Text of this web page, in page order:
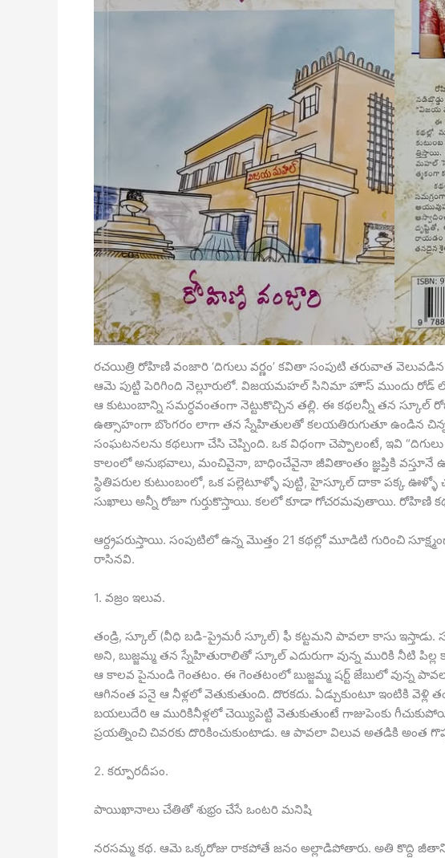
రచయిత్రి రోహిణి వంజారి ‘దిగులు వర్ణం’ కవితా సంపుటి తరువాత
ఆమె పుట్టి పెరిగింది నెల్లూరులో. విజయమహల్ సినిమా హౌస్ ముందు రోడ్ లో
ఆ కుటుంబాన్ని సమర్ధవంతంగా నెట్టుకొచ్చిన తల్లి. ఈ కథలన్నీ తన
ఉత్సాహంగా బొంగరం లాగా తన స్నేహితులతో కలయతిరుగుతూ ఉండిన చిన్న
సంఘటనలను కథలుగా చేసి చెప్పింది. ఒక విధంగా చెప్పాలంటే, ఇవి “దిగులు
కాలంలో అనుభవాలు, మంచివైనా, బాధించేవైనా జీవితాంతం జ్ఞప్తికి వస్తూనే
స్థితిపరుల కుటుంబంలో, ఒక పల్లెటూళ్ళో పుట్టి, హైస్కూల్ దాకా పక్క ఊళ్ళో
సుఖాలు అన్నీ రోజూ గుర్తుకొస్తాయి. కలలో కూడా గోచరమవుతాయి. రోహిణి
ఆర్ద్రపరుస్తాయి. సంపుటిలో ఉన్న మొత్తం 21 కథల్లో మూడిటి గురించి
రాసినవి.
1. వజ్రం ఇలువ.
తండ్రి, స్కూల్ (వీధి బడి-ప్రైమరీ స్కూల్) ఫీ కట్టమని పావలా కాసు
అని, బుజ్జమ్మ తన స్నేహితురాలితో స్కూల్ ఎదురుగా వున్న మురికి నీటి
ఆ కాలవ పైనుండి గెంతటం. ఈ గెంతటంలో బుజ్జమ్మ షర్ట్ జేబులో వున్న
ఆగినంత పనై ఆ నీళ్లలో వెతుకుతుంది. దొరకదు. ఏడ్చుకుంటూ ఇంటికి వెళ్లి
బయలుదేరి ఆ మురికినీళ్లలో చెయ్యిపెట్టి వెతుకుతుంటే గాజుపెంకు
ప్రయత్నించి చివరకు దొరికించుకుంటాడు. ఆ పావలా విలువ అతడికి అంత
2. కర్పూరదీపం.
పాయిఖానాలు చేతితో శుభ్రం చేసే ఒంటరి మనిషి
నరసమ్మ కథ. ఆమె ఒక్కరోజు రాకపోతే జనం అల్లాడిపోతారు. అతి కొద్ది జీతానికి